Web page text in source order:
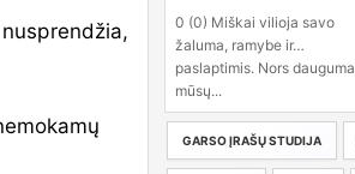
0 (0) Miškai vilioja savo
žaluma, ramybe ir…
paslaptimis. Nors dauguma
mūsų...
GARSO ĮRAŠŲ STUDIJA